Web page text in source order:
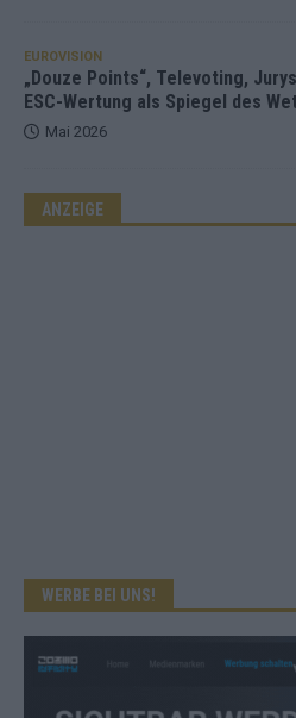
EUROVISION
„Douze Points“, Televoting,
ESC-Wertung als Spiegel des
Mai 2026
ANZEIGE
WERBE BEI UNS!